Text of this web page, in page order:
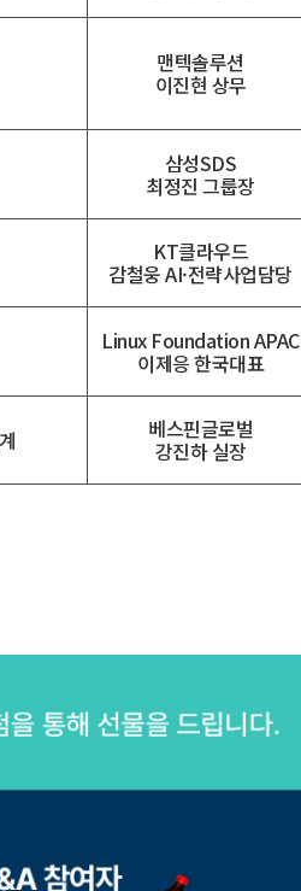
맨텍솔루션
이진현 상무
삼성SDS
최정진 그룹장
KT클라우드
감철웅 AI·전략사업담당
Linux Foundation APAC
이제응 한국대표
베스핀글로벌
강진하 실장